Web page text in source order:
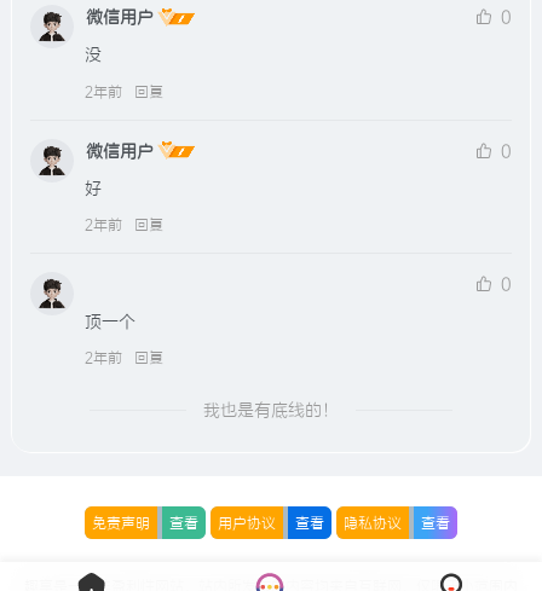
微信用户
0
没
2年前 回复
微信用户
0
好
2年前 回复
0
顶一个
2年前 回复
我也是有底线的！
免责声明 查看 用户协议 查看 隐私协议 查看
趣享是一个非盈利性网站，站内所发布的内容均来自互联网，仅限于小范围内